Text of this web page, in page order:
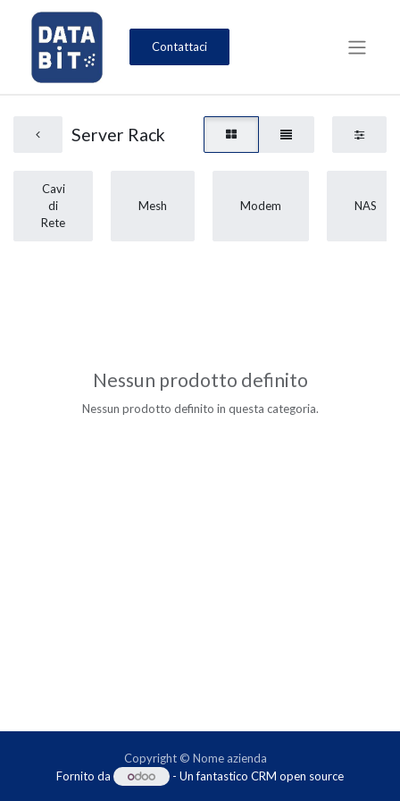
Contattaci
Server Rack
Cavi
di
Rete
Mesh Modem NAS
Nessun prodotto definito
Nessun prodotto definito in questa categoria.
Copyright © Nome azienda
Fornito da
- Un fantastico CRM open source